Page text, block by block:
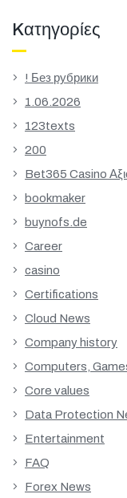
Kατηγορίες
! Без рубрики
1.06.2026
123texts
200
Bet365 Casino
bookmaker
buynofs.de
Career
casino
Certifications
Cloud News
Company history
Computers,
Core values
Data Protection
Entertainment
FAQ
Forex News